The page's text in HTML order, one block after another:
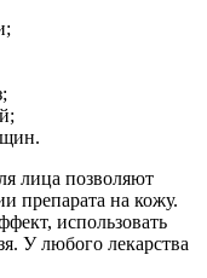
лица позволяют
препарата на кожу.
использовать
У любого лекарства